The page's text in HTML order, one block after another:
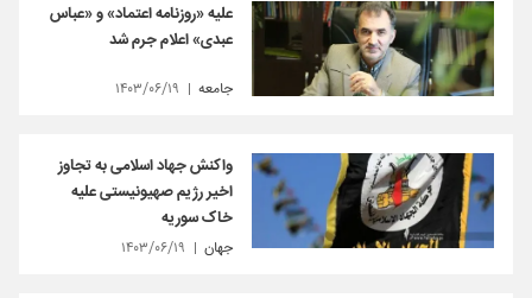
علیه «روزنامه اعتماد» و «عباس
عبدی» اعلام جرم شد
جامعه ۱۴۰۳/۰۶/۱۹
واکنش جهاد اسلامی به تجاوز
اخیر رژیم صهیونیستی علیه
خاک سوریه
جهان ۱۴۰۳/۰۶/۱۹